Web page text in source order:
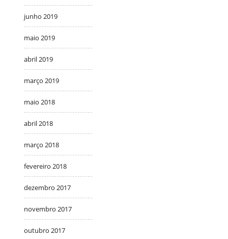
junho 2019
maio 2019
abril 2019
março 2019
maio 2018
abril 2018
março 2018
fevereiro 2018
dezembro 2017
novembro 2017
outubro 2017